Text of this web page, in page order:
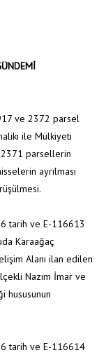
ve 2372 parsel
ile Mülkiyeti
parsellerin
ayrılması
tarih ve E-116613
Karaağaç
Alanı ilan edilen
Nazım İmar ve
hususunun
tarih ve E-116614